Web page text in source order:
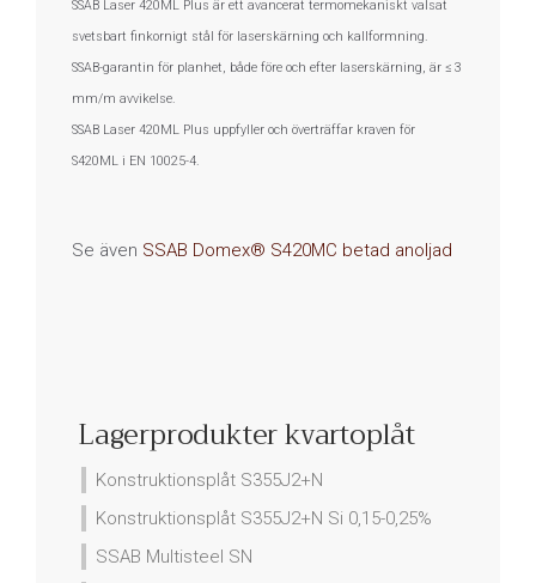
SSAB Laser 420ML Plus är ett avancerat termomekaniskt valsat
svetsbart finkornigt stål för laserskärning och kallformning.
SSAB-garantin för planhet, både före och efter laserskärning, är ≤ 3
mm/m avvikelse.
SSAB Laser 420ML Plus uppfyller och överträffar kraven för
S420ML i EN 10025-4.
Se även SSAB Domex® S420MC betad anoljad
Lagerprodukter kvartoplåt
Konstruktionsplåt S355J2+N
Konstruktionsplåt S355J2+N Si 0,15-0,25%
SSAB Multisteel SN